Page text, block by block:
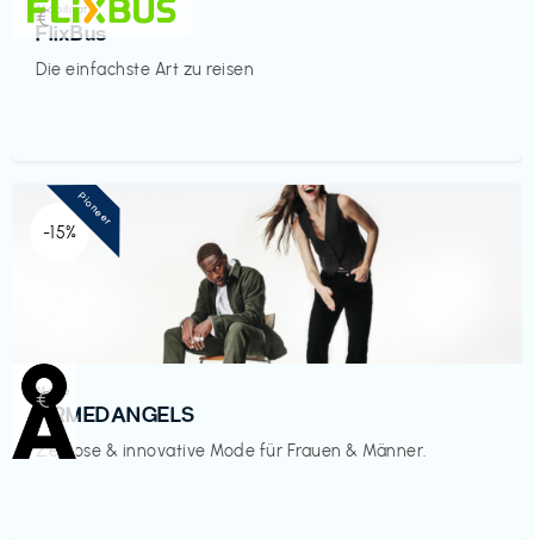
Mobilität
FlixBus
Die einfachste Art zu reisen
€‎
-15%
Mode
ARMEDANGELS
Zeitlose & innovative Mode für Frauen & Männer.
€‎
Pioneer